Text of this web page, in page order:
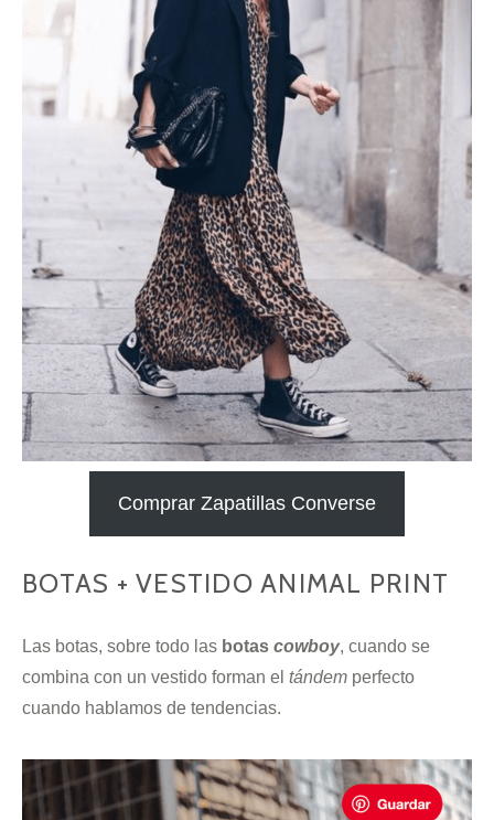
Comprar Zapatillas Converse
BOTAS + VESTIDO ANIMAL PRINT
Las botas, sobre todo las botas cowboy, cuando se
combina con un vestido forman el tándem perfecto
cuando hablamos de tendencias.